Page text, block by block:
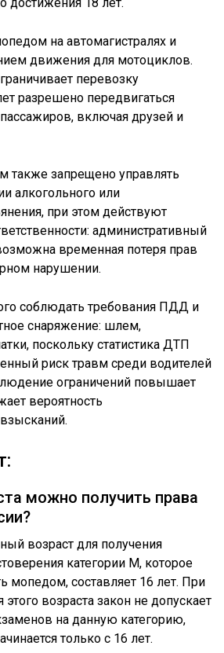
на автомагистралях и
движения для мотоциклов.
перевозку
разрешено передвигаться
включая друзей и
также запрещено управлять
алкогольного или
при этом действуют
административный
временная потеря прав
нарушении.
соблюдать требования ПДД и
снаряжение: шлем,
поскольку статистика ДТП
риск травм среди водителей
ограничений повышает
вероятность
можно получить права
возраст для получения
категории М, которое
мопедом, составляет 16 лет. При
возраста закон не допускает
на данную категорию,
только с 16 лет.